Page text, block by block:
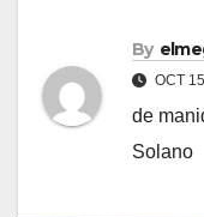
By
OCT
de
Solano